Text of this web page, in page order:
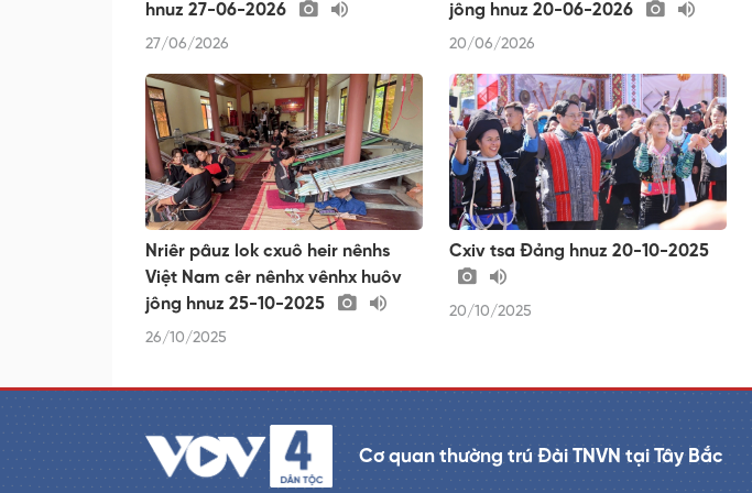
hnuz 27-06-2026
27/06/2026
jông hnuz 20-06-2026
20/06/2026
Nriêr pâuz lok cxuô heir nênhs
Việt Nam cêr nênhx vênhx huôv
jông hnuz 25-10-2025
26/10/2025
Cxiv tsa Đảng hnuz 20-10-2025
20/10/2025
Cơ quan thường trú Đài TNVN tại Tây Bắc